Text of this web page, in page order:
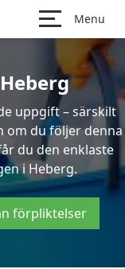
Menu
uppgift – särskilt
om du följer denna
du den enklaste
i Heberg.
förpliktelser